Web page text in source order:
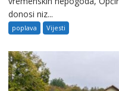
donosi niz...
poplava Vijesti